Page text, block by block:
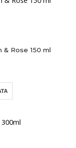
Rose 150 ml